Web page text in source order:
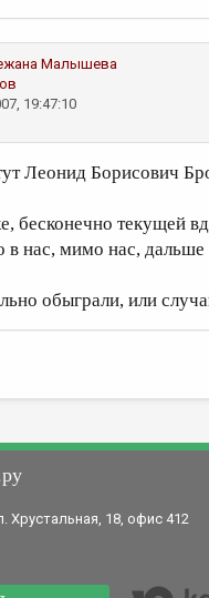
Малышева
19:47:10
Леонид Борисович
бесконечно текущей
в нас, мимо нас, дальше
обыграли, или
Хрустальная, 18, офис 412